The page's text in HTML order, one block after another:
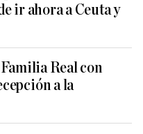
ir ahora a Ceuta y
Real con
a la